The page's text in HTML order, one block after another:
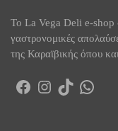
To La Vega Deli e-shop
γαστρονομικές
της Καραϊβικής όπου
Facebook
Instagram
TikTok